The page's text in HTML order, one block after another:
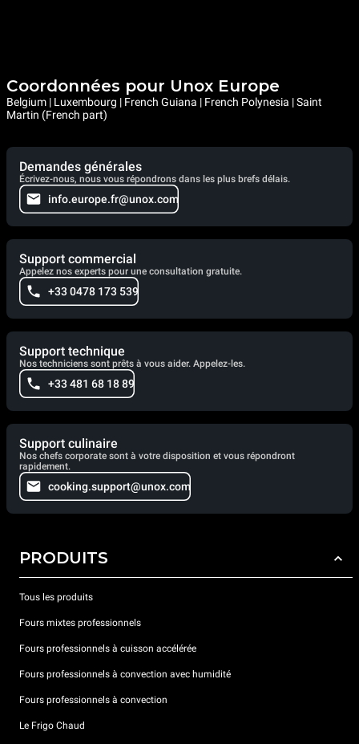
Coordonnées pour Unox Europe
Belgium | Luxembourg | French Guiana | French Polynesia | Saint
Martin (French part)
Demandes générales
Écrivez-nous, nous vous répondrons dans les plus brefs délais.
info.europe.fr@unox.com
Support commercial
Appelez nos experts pour une consultation gratuite.
+33 0478 173 539
Support technique
Nos techniciens sont prêts à vous aider. Appelez-les.
+33 481 68 18 89
Support culinaire
Nos chefs corporate sont à votre disposition et vous répondront
rapidement.
cooking.support@unox.com
PRODUITS
Tous les produits
Fours mixtes professionnels
Fours professionnels à cuisson accélérée
Fours professionnels à convection avec humidité
Fours professionnels à convection
Le Frigo Chaud